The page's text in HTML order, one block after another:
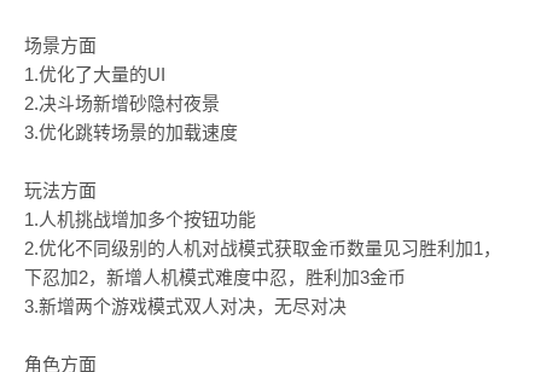
场景方面
1.优化了大量的UI
2.决斗场新增砂隐村夜景
3.优化跳转场景的加载速度
玩法方面
1.人机挑战增加多个按钮功能
2.优化不同级别的人机对战模式获取金币数量见习胜利加1，
下忍加2，新增人机模式难度中忍，胜利加3金币
3.新增两个游戏模式双人对决，无尽对决
角色方面